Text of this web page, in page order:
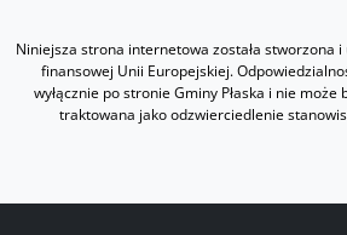
Niniejsza strona internetowa została stworzona
finansowej Unii Europejskiej.
wyłącznie po stronie Gminy Płaska i nie
traktowana jako odzwierciedlenie